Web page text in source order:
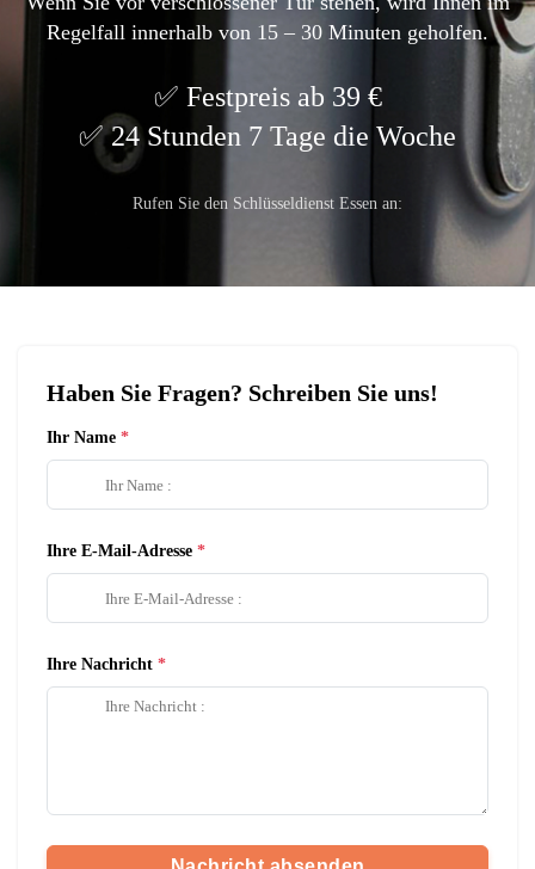
Regelfall innerhalb von 15 – 30 Minuten geholfen.
Festpreis ab 39 €
24 Stunden 7 Tage die Woche
Rufen Sie den Schlüsseldienst Essen an:
Haben Sie Fragen? Schreiben Sie uns!
Ihr Name
Ihre E-Mail-Adresse
Ihre Nachricht